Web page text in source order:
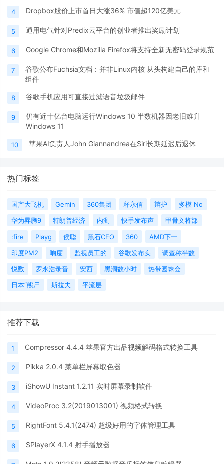
4 Dropbox股价上市首日大涨36% 市值超120亿美元
5 通用电气针对Predix云平台的创业者推出奖励计划
6 Google Chrome和Mozilla Firefox将支持全新无密码登录规范
7
谷歌公布Fuchsia文档：并非Linux内核 从头构建自己的库和
组件
8 谷歌手机应用可直接过滤语音垃圾邮件
9
仍有近十亿台电脑运行Windows 10 半数机器因老旧难升
Windows 11
10 苹果AI负责人John Giannandrea在Siri长期延迟后退休
热门标签
国产大飞机 Gemin 360集团 释永信 辩护
多模 No
华为昇腾9
特朗普经济 内测 快手发布声
甲骨文将部
:fire
Playg 侯聪 黑石CEO 360
AMD下一
印度PM2
响度 监视员工的 谷歌发布实
调查称半数
悦数
罗永浩录音 安西 黑洞数小时
热带园蛛会
日本“熊尸
斯拉夫 平流层
推荐下载
1 Compressor 4.4.4 苹果官方出品视频解码格式转换工具
2 Pikka 2.0.4 菜单栏屏幕取色器
3 iShowU Instant 1.2.11 实时屏幕录制软件
4 VideoProc 3.2(2019013001) 视频格式转换
5 RightFont 5.4.1(2474) 超级好用的字体管理工具
6 SPlayerX 4.1.4 射手播放器